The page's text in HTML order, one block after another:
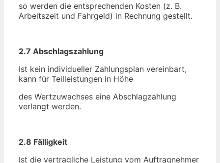
so werden die entsprechenden Kosten (z. B.
Arbeitszeit und Fahrgeld) in Rechnung gestellt.
2.7 Abschlagszahlung
Ist kein individueller Zahlungsplan vereinbart,
kann für Teilleistungen in Höhe
des Wertzuwachses eine Abschlagzahlung
verlangt werden.
2.8 Fälligkeit
Ist die vertragliche Leistung vom Auftragnehmer